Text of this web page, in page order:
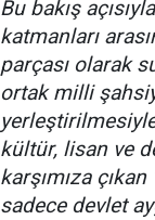
Bu bakış
katmanları
parçası olarak
ortak milli
kültür, lisan ve
karşımıza
sadece devlet